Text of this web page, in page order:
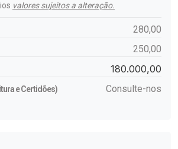
valores sujeitos a alteração.
280,00
250,00
180.000,00
e Certidões) Consulte-nos